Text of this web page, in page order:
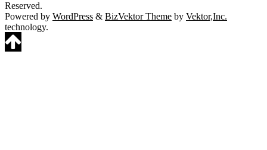
Reserved.
Powered by WordPress & BizVektor Theme by Vektor,Inc.
technology.